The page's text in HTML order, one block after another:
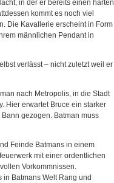
in der er bereits einen harten
kommt es noch viel
Die Kavallerie erscheint in Form
männlichen Pendant in
verlässt – nicht zuletzt weil er
nach Metropolis, in die Stadt
Hier erwartet Bruce ein starker
gezogen. Batman muss
Feinde Batmans in einem
mit einer ordentlichen
Vorkommnissen.
in Batmans Welt Rang und